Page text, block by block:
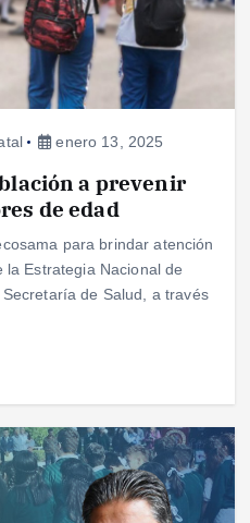
enero 13, 2025
a prevenir
de edad
para brindar atención
Estrategia Nacional de
de Salud, a través